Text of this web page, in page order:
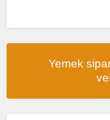
Yemek